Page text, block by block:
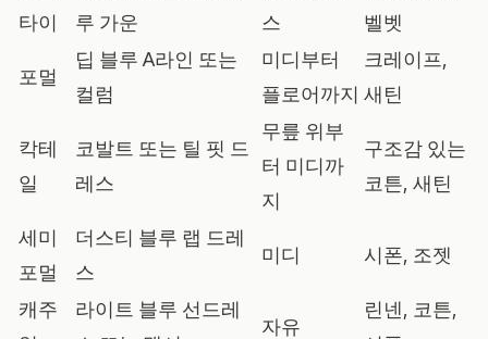
타이
루 가운
스
벨벳
포멀
딥 블루 A라인 또는
컬럼
미디부터
플로어까지
크레이프,
새틴
칵테
일
코발트 또는 틸 핏 드
레스
무릎 위부
터 미디까
지
구조감 있는
코튼, 새틴
세미
포멀
더스티 블루 랩 드레
스
미디 시폰, 조젯
캐주
라이트 블루 선드레
자유
린넨, 코튼,